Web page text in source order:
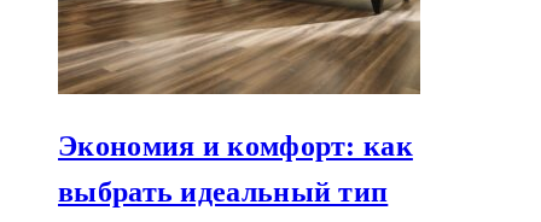
Экономия и комфорт: как
выбрать идеальный тип